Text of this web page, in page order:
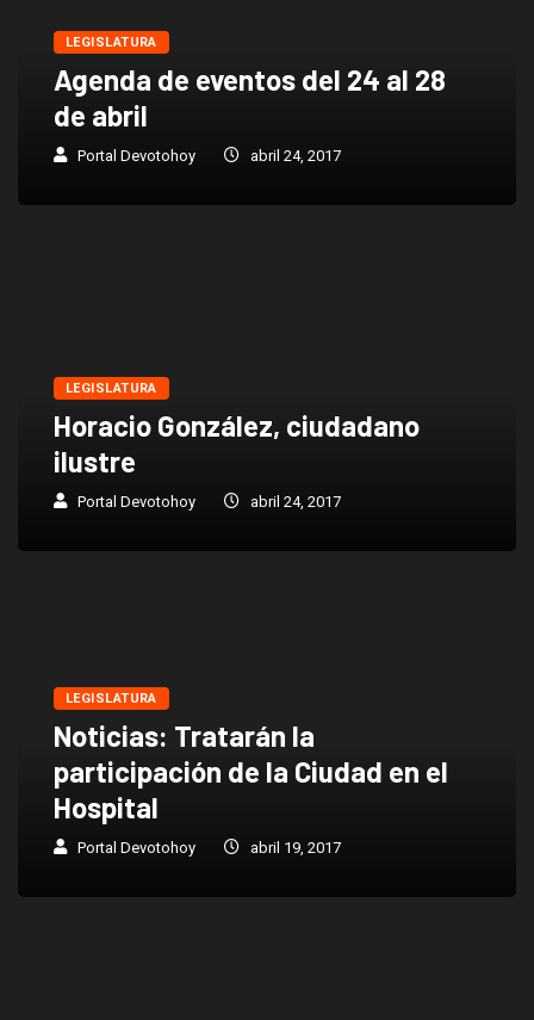
LEGISLATURA
Agenda de eventos del 24 al 28
de abril
Portal Devotohoy abril 24, 2017
LEGISLATURA
Horacio González, ciudadano
ilustre
Portal Devotohoy abril 24, 2017
LEGISLATURA
Noticias: Tratarán la
participación de la Ciudad en el
Hospital
Portal Devotohoy abril 19, 2017